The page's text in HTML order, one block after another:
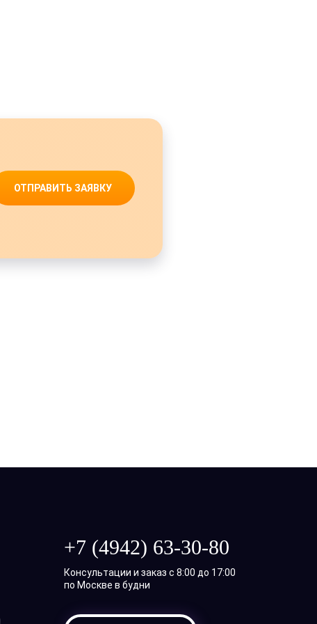
ОТПРАВИТЬ ЗАЯВКУ
+7 (4942) 63-30-80
Консультации и заказ с 8:00 до 17:00
по Москве в будни